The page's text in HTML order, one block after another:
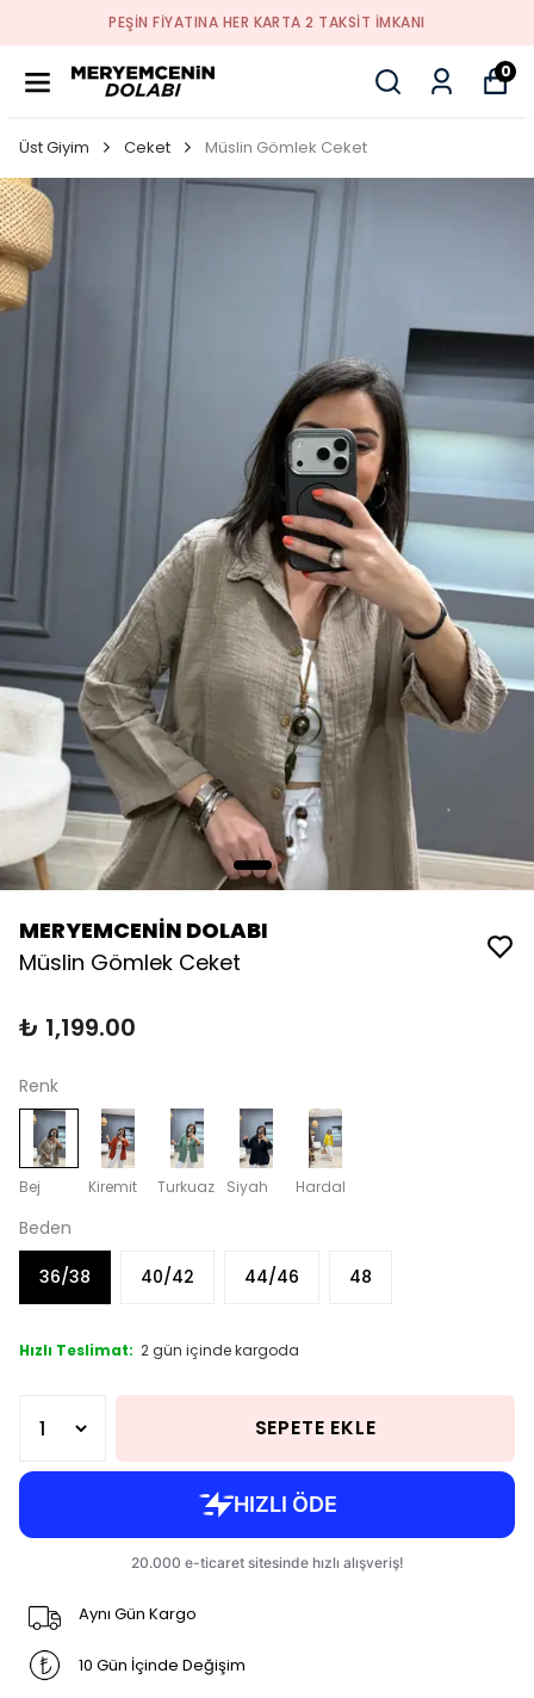
PEŞİN FİYATINA HER KARTA 2 TAKSİT İMKANI
0
Üst Giyim Ceket Müslin Gömlek Ceket
MERYEMCENİN DOLABI
Müslin Gömlek Ceket
₺ 1,199.00
Renk
Bej Kiremit Turkuaz Siyah Hardal
Beden
36/38 40/42 44/46 48
Hızlı Teslimat: 2 gün içinde kargoda
SEPETE EKLE
Aynı Gün Kargo
10 Gün İçinde Değişim